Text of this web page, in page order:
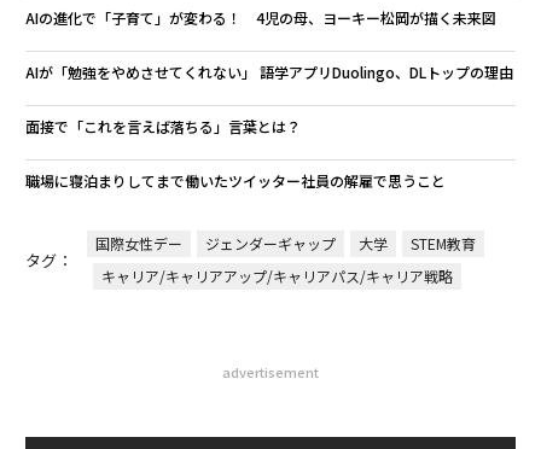
AIの進化で「子育て」が変わる！ 4児の母、ヨーキー松岡が描く未来図
AIが「勉強をやめさせてくれない」 語学アプリDuolingo、DLトップの理由
面接で「これを言えば落ちる」言葉とは？
職場に寝泊まりしてまで働いたツイッター社員の解雇で思うこと
タグ：
国際女性デー ジェンダーギャップ 大学
STEM教育
キャリア/キャリアアップ/キャリアパス/キャリア戦略
advertisement